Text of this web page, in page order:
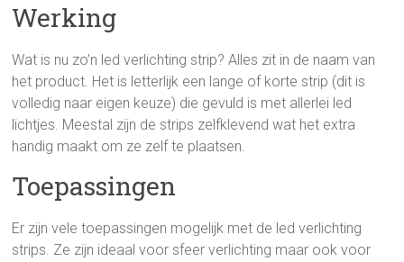
Werking
Wat is nu zo’n led verlichting strip? Alles zit in de naam van
het product. Het is letterlijk een lange of korte strip (dit is
volledig naar eigen keuze) die gevuld is met allerlei led
lichtjes. Meestal zijn de strips zelfklevend wat het extra
handig maakt om ze zelf te plaatsen.
Toepassingen
Er zijn vele toepassingen mogelijk met de led verlichting
strips. Ze zijn ideaal voor sfeer verlichting maar ook voor